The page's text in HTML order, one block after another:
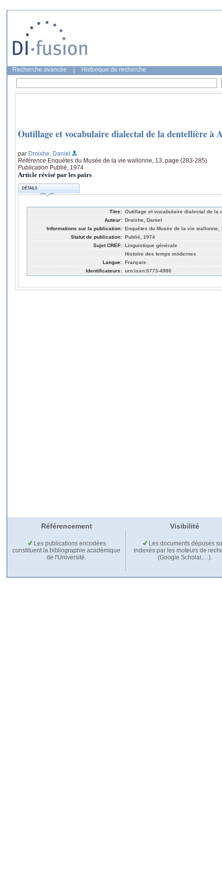
Recherche avancée Historique de recherche
Outillage et vocabulaire dialectal de la dentellière à
par Droixhe, Daniel
Référence Enquétes du Musée de la vie wallonne, 13, page (283-285)
Publication Publié, 1974
Article révisé par les pairs
DÉTAILS
Titre: Outillage et vocabulaire dialectal de la
Auteur: Droixhe, Daniel
Informations sur la publication: Enquétes du Musée de la vie wallonne,
Statut de publication: Publié, 1974
Sujet CREF: Linguistique générale
Histoire des temps modernes
Langue: Français
Identificateurs: urn:issn:0773-4980
Référencement Visibilité
Les publications encodées
constituent la bibliographie académique
de l'Université.
Les documents déposés
indexés par les moteurs de
(Google Scholar,…).